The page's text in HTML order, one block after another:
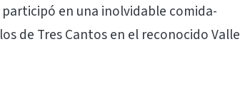
en una inolvidable comida-
de Tres Cantos en el reconocido Valle